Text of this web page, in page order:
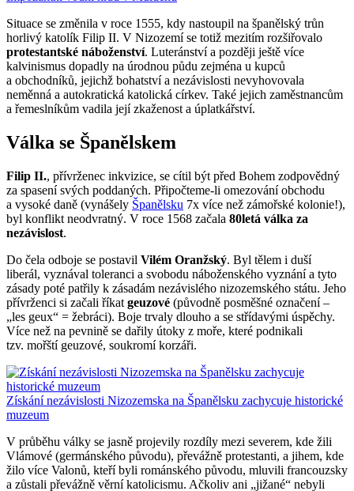
Situace se změnila v roce 1555, kdy nastoupil na španělský trůn
horlivý katolík Filip II. V Nizozemí se totiž mezitím rozšiřovalo
protestantské náboženství. Luteránství a později ještě více
kalvinismus dopadly na úrodnou půdu zejména u kupců
a obchodníků, jejichž bohatství a nezávislosti nevyhovovala
neměnná a autokratická katolická církev. Také jejich zaměstnancům
a řemeslníkům vadila její zkaženost a úplatkářství.
Válka se Španělskem
Filip II., přívrženec inkvizice, se cítil být před Bohem zodpovědný
za spasení svých poddaných. Připočteme-li omezování obchodu
a vysoké daně (vynášely Španělsku 7x více než zámořské kolonie!),
byl konflikt neodvratný. V roce 1568 začala 80letá válka za
nezávislost.
Do čela odboje se postavil Vilém Oranžský. Byl tělem i duší
liberál, vyznával toleranci a svobodu náboženského vyznání a tyto
zásady poté patřily k zásadám nezávislého nizozemského státu. Jeho
přívrženci si začali říkat geuzové (původně posměšné označení –
„les geux“ = žebráci). Boje trvaly dlouho a se střídavými úspěchy.
Více než na pevnině se dařily útoky z moře, které podnikali
tzv. mořští geuzové, soukromí korzáři.
Získání nezávislosti Nizozemska na Španělsku zachycuje historické
muzeum
V průběhu války se jasně projevily rozdíly mezi severem, kde žili
Vlámové (germánského původu), převážně protestanti, a jihem, kde
žilo více Valonů, kteří byli románského původu, mluvili francouzsky
a zůstali převážně věrní katolicismu. Ačkoliv ani „jižané“ nebyli